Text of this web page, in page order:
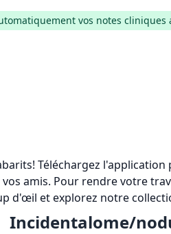
vos notes cliniques
Téléchargez
amis. Pour rendre votre
d'œil et explorez notre
Incidentalome/